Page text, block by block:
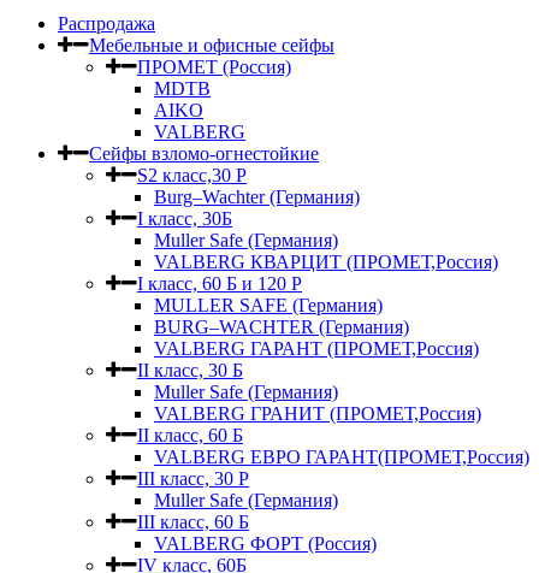
Распродажа
Мебельные и офисные сейфы
ПРОМЕТ (Россия)
MDTB
AIKO
VALBERG
Сейфы взломо-огнестойкие
S2 класс,30 Р
Burg–Wachter (Германия)
I класс, 30Б
Muller Safe (Германия)
VALBERG КВАРЦИТ (ПРОМЕТ,Россия)
I класс, 60 Б и 120 Р
MULLER SAFE (Германия)
BURG–WACHTER (Германия)
VALBERG ГАРАНТ (ПРОМЕТ,Россия)
II класс, 30 Б
Muller Safe (Германия)
VALBERG ГРАНИТ (ПРОМЕТ,Россия)
II класс, 60 Б
VALBERG ЕВРО ГАРАНТ(ПРОМЕТ,Россия)
III класс, 30 Р
Muller Safe (Германия)
III класс, 60 Б
VALBERG ФОРТ (Россия)
IV класс, 60Б